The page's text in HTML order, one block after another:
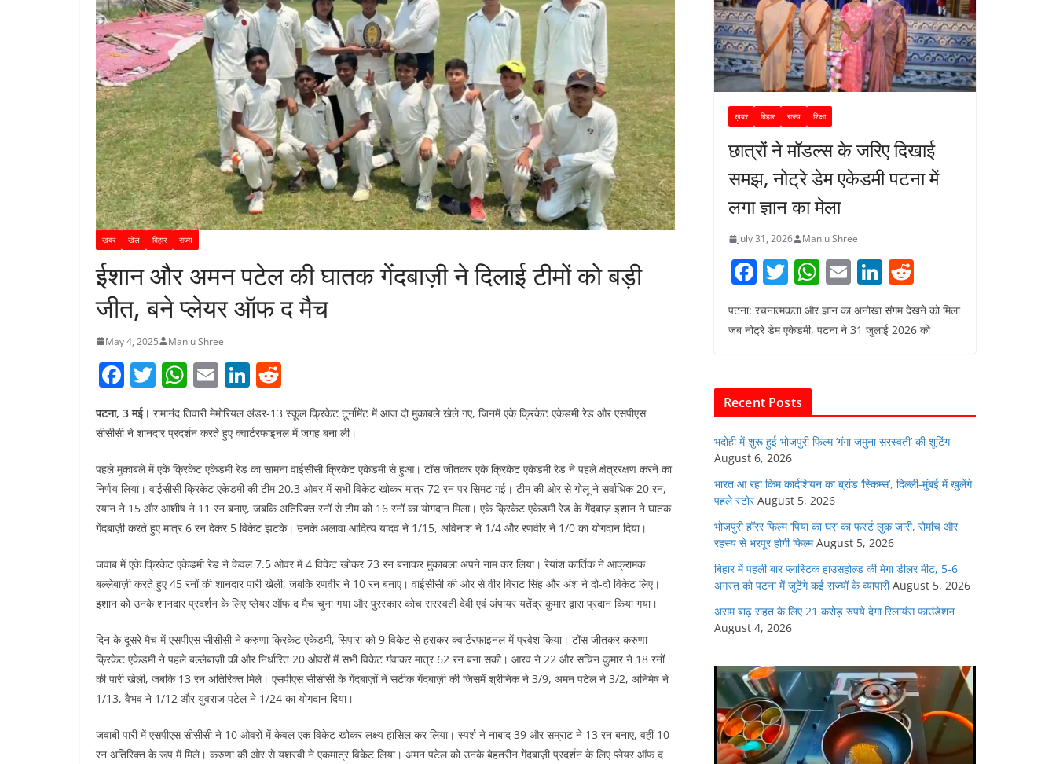
ख़बर खेल बिहार राज्य
ईशान और अमन पटेल की घातक गेंदबाज़ी ने दिलाई टीमों को बड़ी
जीत, बने प्लेयर ऑफ द मैच
May 4, 2025 Manju Shree
F
c
b
o
o
k
T
w
itt
er
W
h
at
A
p
p
E
m
ai
l
Li
n
k
dI
n
d
t
पटना, 3 मई। रामानंद तिवारी मेमोरियल अंडर-13 स्कूल क्रिकेट टूर्नामेंट में आज दो मुकाबले खेले गए, जिनमें एके क्रिकेट एकेडमी रेड और एसपीएस
सीसीसी ने शानदार प्रदर्शन करते हुए क्वार्टरफाइनल में जगह बना ली।
पहले मुकाबले में एके क्रिकेट एकेडमी रेड का सामना वाईसीसी क्रिकेट एकेडमी से हुआ। टॉस जीतकर एके क्रिकेट एकेडमी रेड ने पहले क्षेत्ररक्षण करने का
निर्णय लिया। वाईसीसी क्रिकेट एकेडमी की टीम 20.3 ओवर में सभी विकेट खोकर मात्र 72 रन पर सिमट गई। टीम की ओर से गोलू ने सर्वाधिक 20 रन,
रयान ने 15 और आशीष ने 11 रन बनाए, जबकि अतिरिक्त रनों से टीम को 16 रनों का योगदान मिला। एके क्रिकेट एकेडमी रेड के गेंदबाज़ इशान ने घातक
गेंदबाज़ी करते हुए मात्र 6 रन देकर 5 विकेट झटके। उनके अलावा आदित्य यादव ने 1/15, अविनाश ने 1/4 और रणवीर ने 1/0 का योगदान दिया।
जवाब में एके क्रिकेट एकेडमी रेड ने केवल 7.5 ओवर में 4 विकेट खोकर 73 रन बनाकर मुकाबला अपने नाम कर लिया। रेयांश कार्तिक ने आक्रामक
बल्लेबाज़ी करते हुए 45 रनों की शानदार पारी खेली, जबकि रणवीर ने 10 रन बनाए। वाईसीसी की ओर से वीर विराट सिंह और अंश ने दो-दो विकेट लिए।
इशान को उनके शानदार प्रदर्शन के लिए प्लेयर ऑफ द मैच चुना गया और पुरस्कार कोच सरस्वती देवी एवं अंपायर यतेंद्र कुमार द्वारा प्रदान किया गया।
दिन के दूसरे मैच में एसपीएस सीसीसी ने करुणा क्रिकेट एकेडमी, सिपारा को 9 विकेट से हराकर क्वार्टरफाइनल में प्रवेश किया। टॉस जीतकर करुणा
क्रिकेट एकेडमी ने पहले बल्लेबाज़ी की और निर्धारित 20 ओवरों में सभी विकेट गंवाकर मात्र 62 रन बना सकी। आरव ने 22 और सचिन कुमार ने 18 रनों
की पारी खेली, जबकि 13 रन अतिरिक्त मिले। एसपीएस सीसीसी के गेंदबाज़ों ने सटीक गेंदबाज़ी की जिसमें श्रीनिक ने 3/9, अमन पटेल ने 3/2, अनिमेष ने
1/13, वैभव ने 1/12 और युवराज पटेल ने 1/24 का योगदान दिया।
जवाबी पारी में एसपीएस सीसीसी ने 10 ओवरों में केवल एक विकेट खोकर लक्ष्य हासिल कर लिया। स्पर्श ने नाबाद 39 और सम्राट ने 13 रन बनाए, वहीं 10
रन अतिरिक्त के रूप में मिले। करुणा की ओर से यशस्वी ने एकमात्र विकेट लिया। अमन पटेल को उनके बेहतरीन गेंदबाज़ी प्रदर्शन के लिए प्लेयर ऑफ द
ख़बर बिहार राज्य शिक्षा
छात्रों ने मॉडल्स के जरिए दिखाई
समझ, नोट्रे डेम एकेडमी पटना में
लगा ज्ञान का मेला
July 31, 2026 Manju Shree
F
c
e
o
o
k
T
itt
W
at
p
E
m
ai
Li
n
k
e
e
d
पटना: रचनात्मकता और ज्ञान का अनोखा संगम देखने को मिला
जब नोट्रे डेम एकेडमी, पटना ने 31 जुलाई 2026 को
Recent Posts
भदोही में शुरू हुई भोजपुरी फिल्म ‘गंगा जमुना सरस्वती’ की शूटिंग
August 6, 2026
भारत आ रहा किम कार्दशियन का ब्रांड ‘स्किम्स’, दिल्ली-मुंबई में खुलेंगे
पहले स्टोर August 5, 2026
भोजपुरी हॉरर फिल्म ‘पिया का घर’ का फर्स्ट लुक जारी, रोमांच और
रहस्य से भरपूर होगी फिल्म August 5, 2026
बिहार में पहली बार प्लास्टिक हाउसहोल्ड की मेगा डीलर मीट, 5-6
अगस्त को पटना में जुटेंगे कई राज्यों के व्यापारी August 5, 2026
असम बाढ़ राहत के लिए 21 करोड़ रुपये देगा रिलायंस फाउंडेशन
August 4, 2026